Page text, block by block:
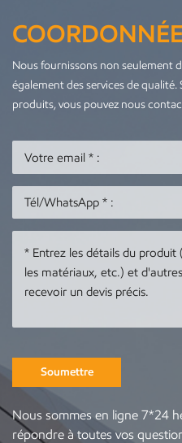
Nous fournissons non seulement
également des services de qualité.
produits, vous pouvez nous
Soumettre
Nous sommes en ligne 7*24
répondre à toutes vos